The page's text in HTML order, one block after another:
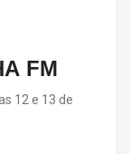
DEVE
EM